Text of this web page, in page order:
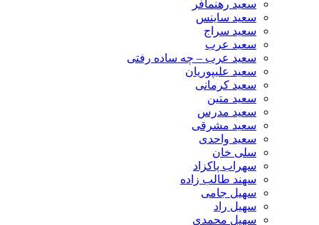
سعید رهنمافر
سعید ساینس
سعید سراج
سعید عرب
سعید عرب – چه ساده رفتی
سعید علیپوریان
سعید کرمانی
سعید متین
سعید مدرس
سعید مشرقی
سعید واحدی
سلی خان
سهراب پاکزاد
سهند طالب زاده
سهیل جامی
سهیل راد
سهیل محمدی